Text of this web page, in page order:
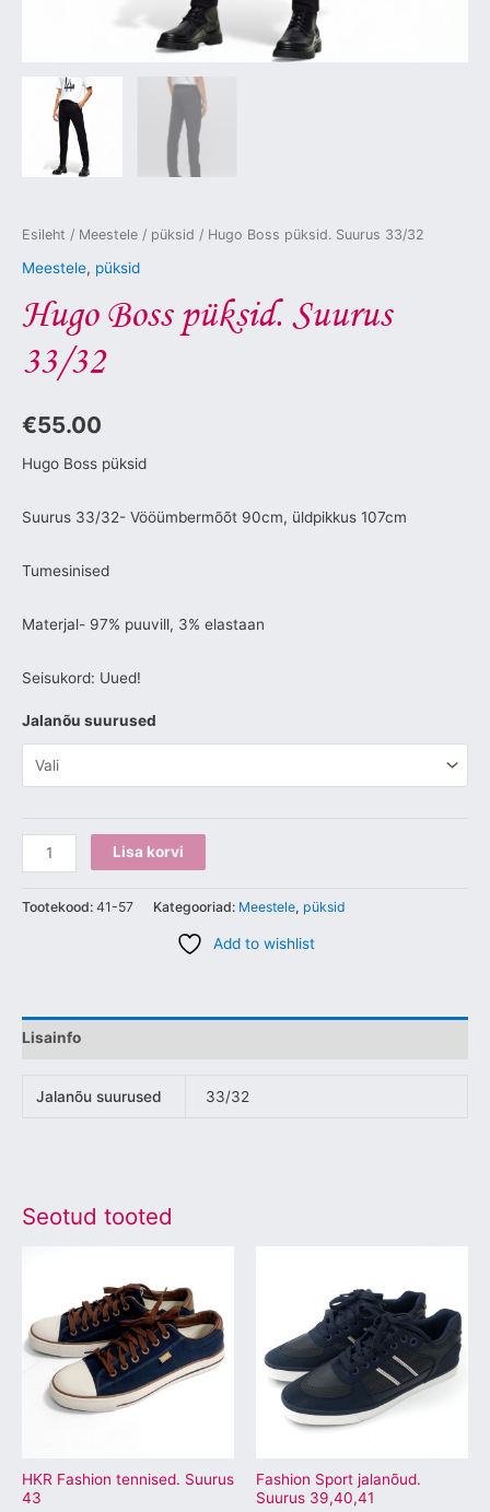
Esileht / Meestele / püksid / Hugo Boss püksid. Suurus 33/32
Meestele, püksid
Hugo Boss püksid. Suurus
33/32
€55.00
Hugo Boss püksid
Suurus 33/32- Vööümbermõõt 90cm, üldpikkus 107cm
Tumesinised
Materjal- 97% puuvill, 3% elastaan
Seisukord: Uued!
Jalanõu suurused
Lisa korvi
Tootekood: 41-57 Kategooriad: Meestele, püksid
Add to wishlist
Lisainfo
Jalanõu suurused 33/32
Seotud tooted
HKR Fashion tennised. Suurus
43
tootel
on
mitu
varianti.
Valikuid
tootelehel.
Fashion Sport jalanõud.
Suurus 39,40,41
mitu
varianti.
Valikuid
saab
tootelehel.